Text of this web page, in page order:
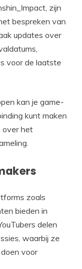
zijn
bespreken van
updates over
voor de laatste
kan je game-
kunt maken
over het
zoals
bieden in
delen
waarbij ze
voor